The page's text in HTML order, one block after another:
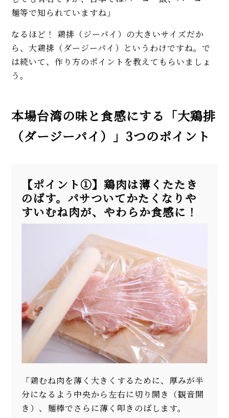
麺等で知られていますね」
なるほど！ 鶏排（ジーパイ）の大きいサイズだか
ら、大鶏排（ダージーパイ）というわけですね。で
は続いて、作り方のポイントを教えてもらいましょ
う。
本場台湾の味と食感にする「大鶏排
（ダージーパイ）」3つのポイント
【ポイント①】鶏肉は薄くたたき
のばす。パサついてかたくなりや
すいむね肉が、やわらか食感に！
「鶏むね肉を薄く大きくするために、厚みが半
分になるよう中央から左右に切り開き（観音開
き）、麺棒でさらに薄く叩きのばします。